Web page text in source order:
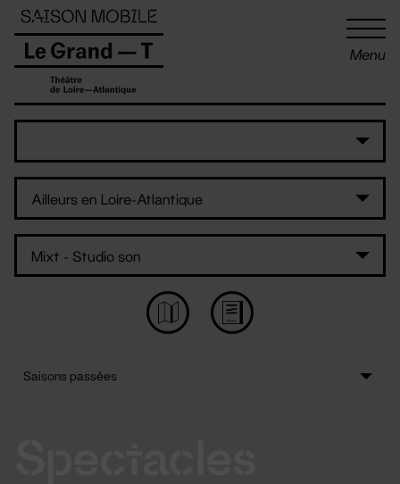
Menu
Panneau de gestion des cookies